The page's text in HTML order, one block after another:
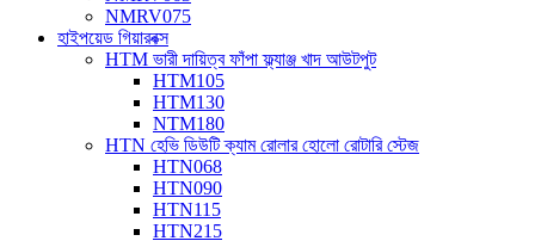
NMRV075
হাইপয়েড গিয়ারবক্স
HTM ভারী দায়িত্ব ফাঁপা ফ্ল্যাঞ্জ খাদ আউটপুট
HTM105
HTM130
NTM180
HTN হেভি ডিউটি ​​ক্যাম রোলার হোলো রোটারি স্টেজ
HTN068
HTN090
HTN115
HTN215